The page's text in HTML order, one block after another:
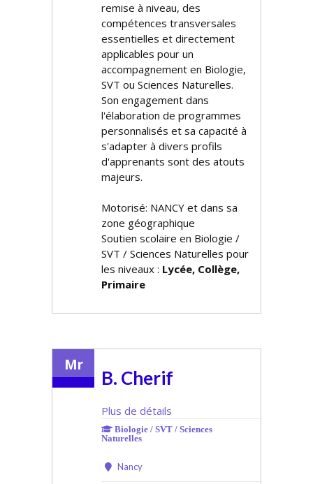
remise à niveau, des
compétences transversales
essentielles et directement
applicables pour un
accompagnement en Biologie,
SVT ou Sciences Naturelles.
Son engagement dans
l'élaboration de programmes
personnalisés et sa capacité à
s'adapter à divers profils
d'apprenants sont des atouts
majeurs.
Motorisé: NANCY et dans sa
zone géographique
Soutien scolaire en Biologie /
SVT / Sciences Naturelles pour
les niveaux : Lycée, Collège,
Primaire
Mr
B. Cherif
Plus de détails
Biologie / SVT / Sciences
Naturelles
Nancy